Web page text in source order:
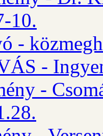
10.
-
-
-